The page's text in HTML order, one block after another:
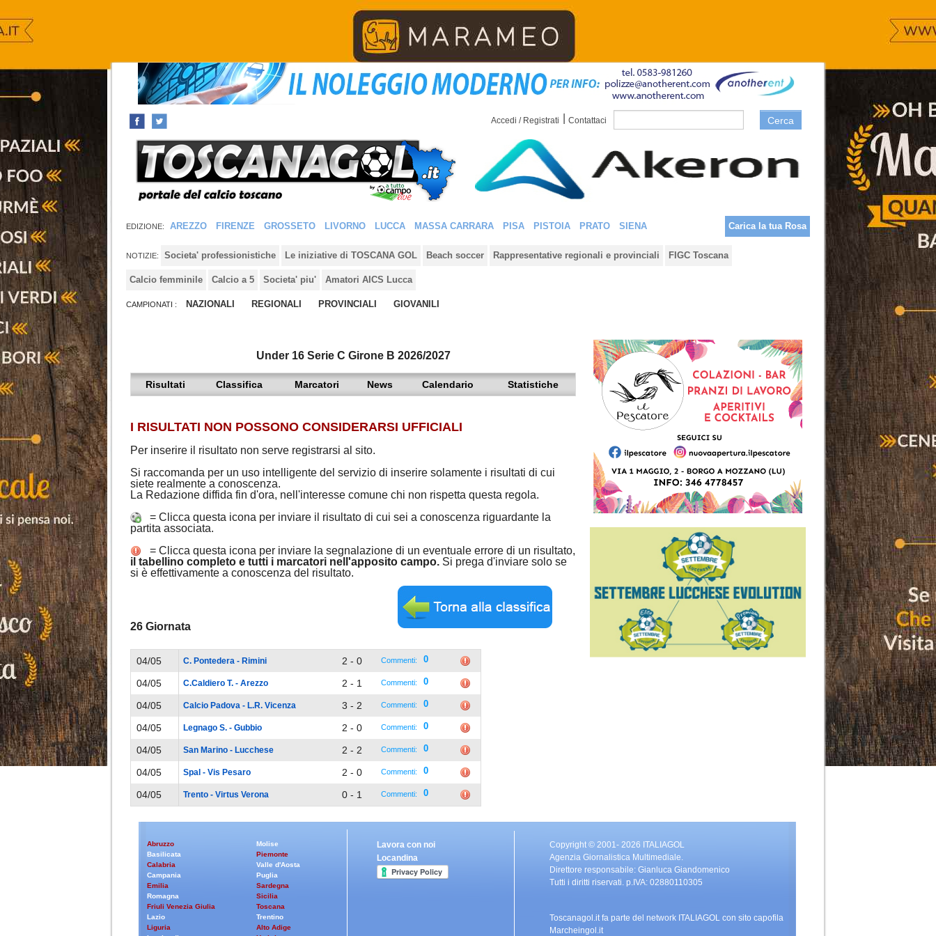
Accedi / Registrati Contattaci Cerca
EDIZIONE: AREZZO FIRENZE GROSSETO LIVORNO LUCCA MASSA CARRARA PISA PISTOIA PRATO SIENA Carica la tua Rosa
NOTIZIE: Societa' professionistiche Le iniziative di TOSCANA GOL Beach soccer Rappresentative regionali e provinciali FIGC Toscana
Calcio femminile Calcio a 5 Societa' piu' Amatori AICS Lucca
CAMPIONATI : NAZIONALI REGIONALI PROVINCIALI GIOVANILI
Under 16 Serie C Girone B 2026/2027
Risultati Classifica Marcatori News Calendario Statistiche
I RISULTATI NON POSSONO CONSIDERARSI UFFICIALI
Per inserire il risultato non serve registrarsi al sito.
Si raccomanda per un uso intelligente del servizio di inserire solamente i risultati di cui
siete realmente a conoscenza.
La Redazione diffida fin d'ora, nell'interesse comune chi non rispetta questa regola.
= Clicca questa icona per inviare il risultato di cui sei a conoscenza riguardante la
partita associata.
= Clicca questa icona per inviare la segnalazione di un eventuale errore di un risultato,
il tabellino completo e tutti i marcatori nell'apposito campo. Si prega d'inviare solo se
si è effettivamente a conoscenza del risultato.
26 Giornata
04/05 C. Pontedera - Rimini 2 - 0 Commenti: 0
04/05 C.Caldiero T.- Arezzo 2 - 1 Commenti: 0
04/05 Calcio Padova - L.R. Vicenza 3 - 2 Commenti: 0
04/05 Legnago S.- Gubbio 2 - 0 Commenti: 0
04/05 San Marino- Lucchese 2 - 2 Commenti: 0
04/05 Spal- Vis Pesaro 2 - 0 Commenti: 0
04/05 Trento- Virtus Verona 0 - 1 Commenti: 0
Abruzzo
Basilicata
Calabria
Campania
Emilia
Romagna
Friuli Venezia Giulia
Lazio
Liguria
Molise
Piemonte
Valle d'Aosta
Puglia
Sardegna
Sicilia
Toscana
Trentino
Alto Adige
Lavora con noi
Locandina
Copyright © 2001- 2026 ITALIAGOL
Agenzia Giornalistica Multimediale.
Direttore responsabile: Gianluca Giandomenico
Tutti i diritti riservati. p.IVA: 02880110305
Toscanagol.it fa parte del network ITALIAGOL con sito capofila
Marcheingol.it